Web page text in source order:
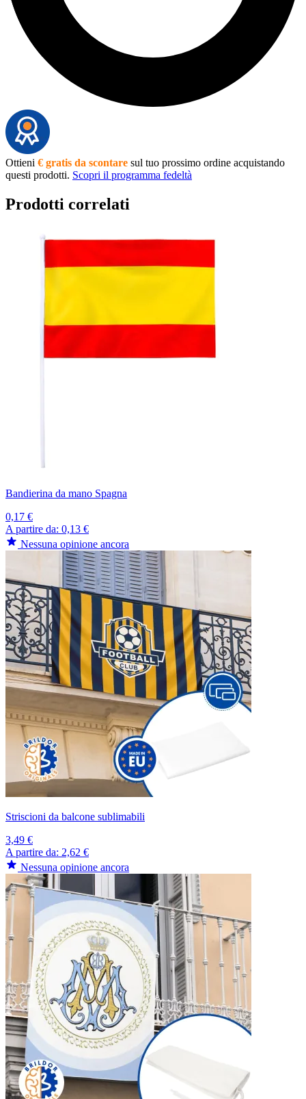
Ottieni € gratis da scontare sul tuo prossimo ordine acquistando
questi prodotti. Scopri il programma fedeltà
Prodotti correlati
Bandierina da mano Spagna
0,17 €
A partire da: 0,13 €
Nessuna opinione ancora
Striscioni da balcone sublimabili
3,49 €
A partire da: 2,62 €
Nessuna opinione ancora